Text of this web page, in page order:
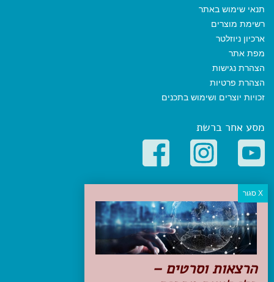
תנאי שימוש באתר
רשימת מוצרים
ארכיון ניוזלטר
מפת אתר
הצהרת נגישות
הצהרת פרטיות
זכויות יוצרים ושימוש בתכנים
מסע אחר ברשת
קטגוריות פופולריות
יעדים
טיולים בישראל
מלונות בוטיק בישראל
טיפים והמלצות
הכנות לנסיעה
הרצאות וסרטים –